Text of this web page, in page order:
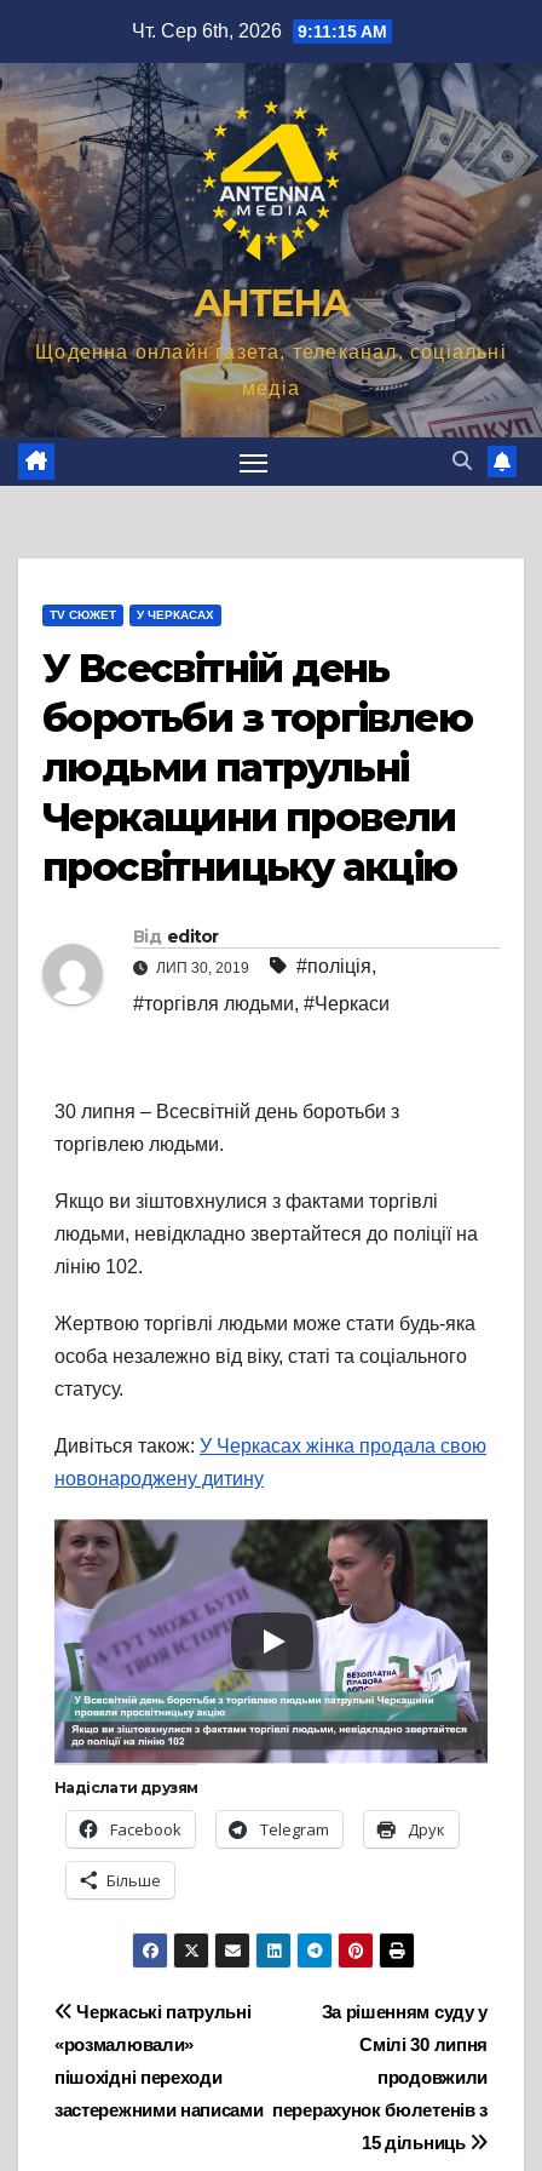
вмісту
Чт. Сер 6th, 2026 9:11:16 AM
АНТЕНА
Щоденна онлайн газета, телеканал, соціальні
медіа
TV СЮЖЕТ У ЧЕРКАСАХ
У Всесвітній день
боротьби з торгівлею
людьми патрульні
Черкащини провели
просвітницьку акцію
Від editor
ЛИП 30, 2019 #поліція,
#торгівля людьми, #Черкаси
30 липня – Всесвітній день боротьби з
торгівлею людьми.
Якщо ви зіштовхнулися з фактами торгівлі
людьми, невідкладно звертайтеся до поліції на
лінію 102.
Жертвою торгівлі людьми може стати будь-яка
особа незалежно від віку, статі та соціального
статусу.
Дивіться також: У Черкасах жінка продала свою
новонароджену дитину
Надіслати друзям
Facebook Telegram Друк
Більше
Навігація
записів
За рішенням суду у
Смілі 30 липня
продовжили
перерахунок бюлетенів з
15 дільниць
Черкаські патрульні
«розмалювали»
пішохідні переходи
застережними написами